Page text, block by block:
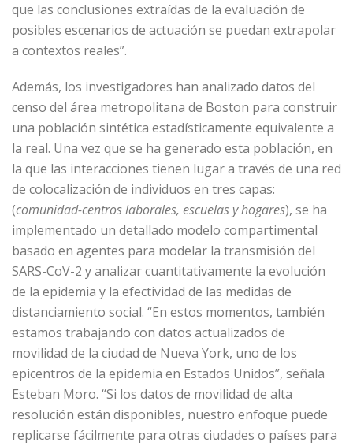
que las conclusiones extraídas de la evaluación de
posibles escenarios de actuación se puedan extrapolar
a contextos reales”.
Además, los investigadores han analizado datos del
censo del área metropolitana de Boston para construir
una población sintética estadísticamente equivalente a
la real. Una vez que se ha generado esta población, en
la que las interacciones tienen lugar a través de una red
de colocalización de individuos en tres capas:
(comunidad-centros laborales, escuelas y hogares), se ha
implementado un detallado modelo compartimental
basado en agentes para modelar la transmisión del
SARS-CoV-2 y analizar cuantitativamente la evolución
de la epidemia y la efectividad de las medidas de
distanciamiento social. “En estos momentos, también
estamos trabajando con datos actualizados de
movilidad de la ciudad de Nueva York, uno de los
epicentros de la epidemia en Estados Unidos”, señala
Esteban Moro. “Si los datos de movilidad de alta
resolución están disponibles, nuestro enfoque puede
replicarse fácilmente para otras ciudades o países para